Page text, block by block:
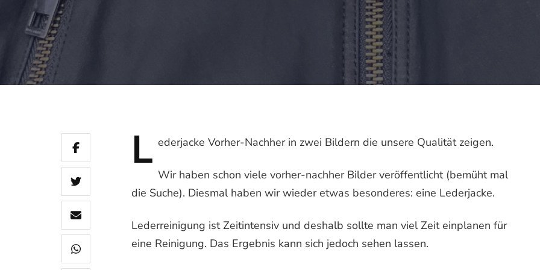
L ederjacke Vorher-Nachher in zwei Bildern die unsere Qualität zeigen.
Wir haben schon viele vorher-nachher Bilder veröffentlicht (bemüht mal
die Suche). Diesmal haben wir wieder etwas besonderes: eine Lederjacke.
Lederreinigung ist Zeitintensiv und deshalb sollte man viel Zeit einplanen für
eine Reinigung. Das Ergebnis kann sich jedoch sehen lassen.